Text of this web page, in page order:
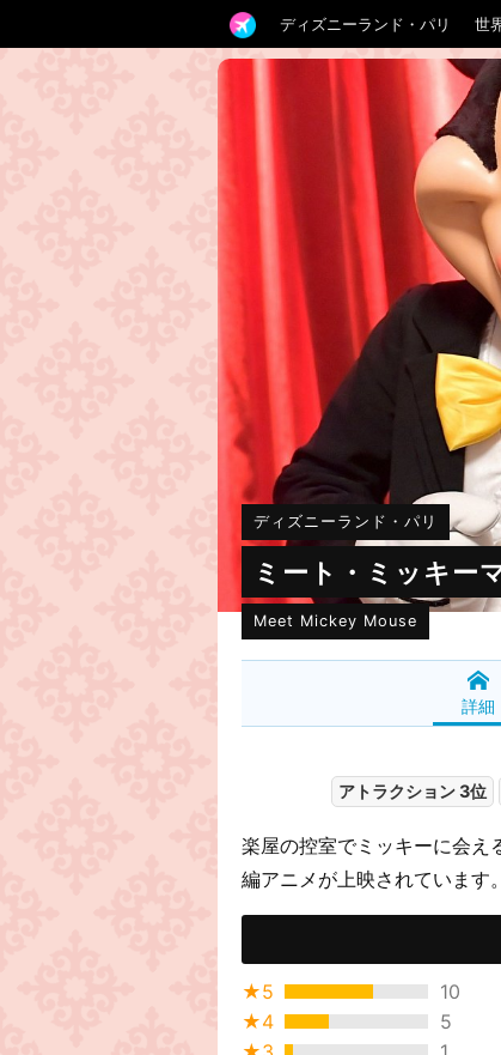
ディズニーランド・パリ 世
ディズニーランド・パリ
ミート・ミッキー
Meet Mickey Mouse
詳細
アトラクション 3位
楽屋の控室でミッキーに会え
編アニメが上映されています。
★5
10
★4
5